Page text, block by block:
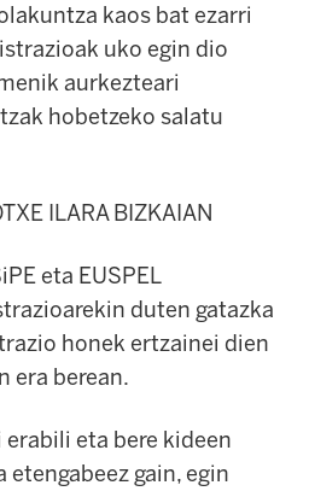
kaos bat ezarri
uko egin dio
aurkezteari
hobetzeko salatu
ILARA BIZKAIAN
eta EUSPEL
duten gatazka
honek ertzainei dien
era berean.
eta bere kideen
gain, egin